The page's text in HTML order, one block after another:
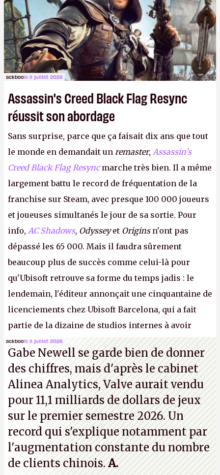
ackboole 11 juillet 2026
Assassin's Creed Black Flag Resync
réussit son abordage
Sans surprise, parce que ça faisait dix ans que tout
le monde en demandait un remaster, Assassin's
Creed Black Flag Resyncmarche très bien. Il a même
largement battu le record de fréquentation de la
franchise sur Steam, avec presque 100 000 joueurs
et joueuses simultanés le jour de sa sortie. Pour
info, AC Shadows, Odysseyet Originsn'ont pas
dépassé les 65 000. Mais il faudra sûrement
beaucoup plus de succès comme celui-là pour
qu'Ubisoft retrouve sa forme du temps jadis : le
lendemain, l'éditeur annonçait une cinquantaine de
licenciements chez Ubisoft Barcelona, qui a fait
partie de la dizaine de studios internes à avoir
travaillé sur cetAssassin's Creedsous la direction
d'Ubisoft Singapour.A.
ackboole 11 juillet 2026
Gabe Newell se garde bien de donner
des chiffres, mais d'après le cabinet
Alinea Analytics, Valve aurait vendu
pour 11,1 milliards de dollars de jeux
sur le premier semestre 2026. Un
record qui s'explique notamment par
l'augmentation constante du nombre
de clients chinois.A.